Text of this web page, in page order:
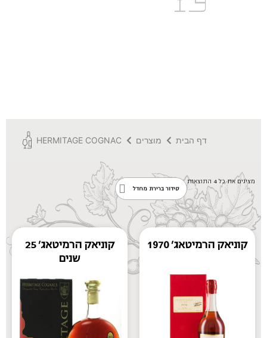
דף הבית מוצרים HERMITAGE COGNAC
מציגים את כל ⁦4⁩ התוצאות
קוניאק הרמיטאג’ 1970
קוניאק הרמיטאג’ 25
שנים